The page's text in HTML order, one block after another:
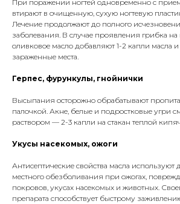
При поражении ногтей одновременно с
втирают в очищенную, сухую ногтевую
Лечение продолжают до полного
заболевания. В случае проявления грибка
оливковое масло добавляют 1-2 капли масла
зараженные места.
Герпес, фурункулы, гнойнички
Высыпания осторожно обрабатывают
палочкой. Акне, белые и подростковые угри
раствором — 2-3 капли на стакан теплой
Укусы насекомых, ожоги
Антисептические свойства масла
местного обезболивания при ожогах,
покровов, укусах насекомых и животных.
препарата способствует быстрому